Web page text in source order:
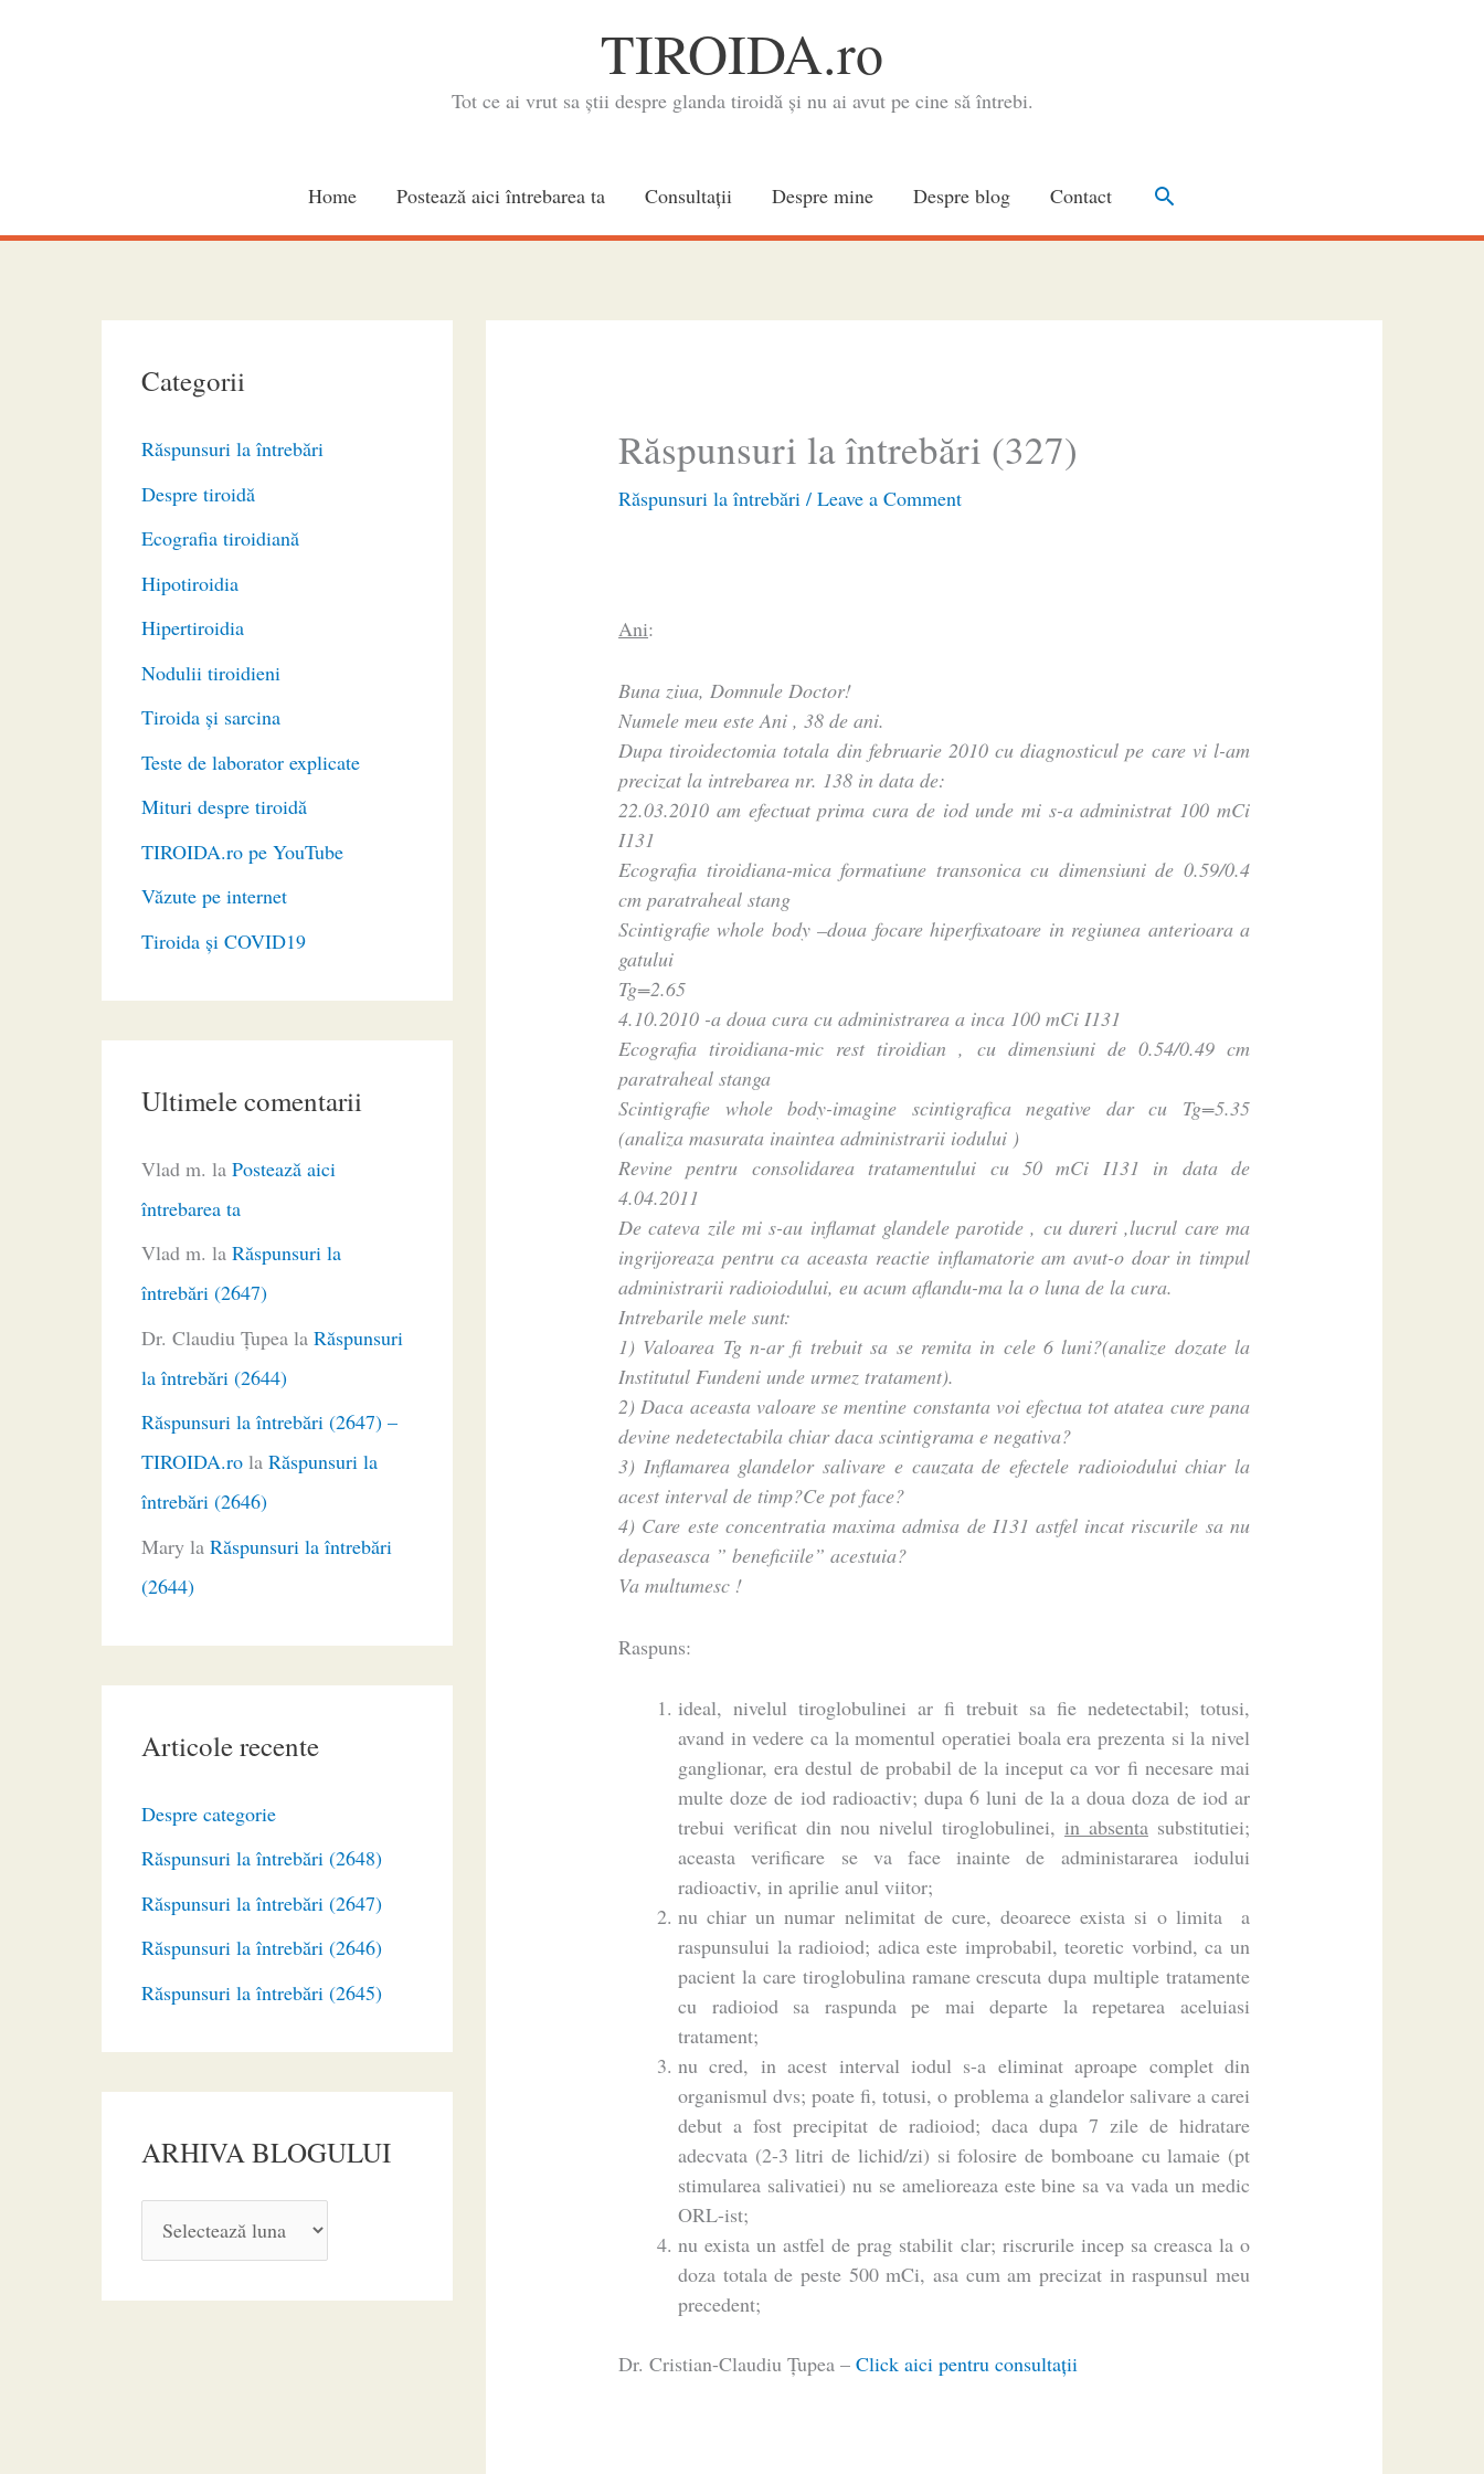
TIROIDA.ro
Tot ce ai vrut sa știi despre glanda tiroidă și nu ai avut pe cine să întrebi.
Home Postează aici întrebarea ta Consultaţii Despre mine Despre blog Contact Search
Categorii
Răspunsuri la întrebări
Despre tiroidă
Ecografia tiroidiană
Hipotiroidia
Hipertiroidia
Nodulii tiroidieni
Tiroida și sarcina
Teste de laborator explicate
Mituri despre tiroidă
TIROIDA.ro pe YouTube
Văzute pe internet
Tiroida și COVID19
Ultimele comentarii
Vlad m. la Postează aici
întrebarea ta
Vlad m. la Răspunsuri la
întrebări (2647)
Dr. Claudiu Ţupea la Răspunsuri
la întrebări (2644)
Răspunsuri la întrebări (2647) –
TIROIDA.ro la Răspunsuri la
întrebări (2646)
Mary la Răspunsuri la întrebări
(2644)
Articole recente
Despre categorie
Răspunsuri la întrebări (2648)
Răspunsuri la întrebări (2647)
Răspunsuri la întrebări (2646)
Răspunsuri la întrebări (2645)
ARHIVA BLOGULUI
R
H
Răspunsuri la întrebări (327)
Răspunsuri la întrebări /Leave a Comment
Ani:
Buna ziua, Domnule Doctor!
Numele meu este Ani , 38 de ani.
Dupa tiroidectomia totala din februarie 2010 cu diagnosticul pe care vi l-am
precizat la intrebarea nr. 138 in data de:
22.03.2010 am efectuat prima cura de iod unde mi s-a administrat 100 mCi
I131
Ecografia tiroidiana-mica formatiune transonica cu dimensiuni de 0.59/0.4
cm paratraheal stang
Scintigrafie whole body –doua focare hiperfixatoare in regiunea anterioara a
gatului
Tg=2.65
4.10.2010 -a doua cura cu administrarea a inca 100 mCi I131
Ecografia tiroidiana-mic rest tiroidian , cu dimensiuni de 0.54/0.49 cm
paratraheal stanga
Scintigrafie whole body-imagine scintigrafica negative dar cu Tg=5.35
(analiza masurata inaintea administrarii iodului )
Revine pentru consolidarea tratamentului cu 50 mCi I131 in data de
4.04.2011
De cateva zile mi s-au inflamat glandele parotide , cu dureri ,lucrul care ma
ingrijoreaza pentru ca aceasta reactie inflamatorie am avut-o doar in timpul
administrarii radioiodului, eu acum aflandu-ma la o luna de la cura.
Intrebarile mele sunt:
1) Valoarea Tg n-ar fi trebuit sa se remita in cele 6 luni?(analize dozate la
Institutul Fundeni unde urmez tratament).
2) Daca aceasta valoare se mentine constanta voi efectua tot atatea cure pana
devine nedetectabila chiar daca scintigrama e negativa?
3) Inflamarea glandelor salivare e cauzata de efectele radioiodului chiar la
acest interval de timp?Ce pot face?
4) Care este concentratia maxima admisa de I131 astfel incat riscurile sa nu
depaseasca ” beneficiile” acestuia?
Va multumesc !
Raspuns:
ideal, nivelul tiroglobulinei ar fi trebuit sa fie nedetectabil; totusi,
avand in vedere ca la momentul operatiei boala era prezenta si la nivel
ganglionar, era destul de probabil de la inceput ca vor fi necesare mai
multe doze de iod radioactiv; dupa 6 luni de la a doua doza de iod ar
trebui verificat din nou nivelul tiroglobulinei, in absentasubstitutiei;
aceasta verificare se va face inainte de administararea iodului
radioactiv, in aprilie anul viitor;
nu chiar un numar nelimitat de cure, deoarece exista si o limita a
raspunsului la radioiod; adica este improbabil, teoretic vorbind, ca un
pacient la care tiroglobulina ramane crescuta dupa multiple tratamente
cu radioiod sa raspunda pe mai departe la repetarea aceluiasi
tratament;
nu cred, in acest interval iodul s-a eliminat aproape complet din
organismul dvs; poate fi, totusi, o problema a glandelor salivare a carei
debut a fost precipitat de radioiod; daca dupa 7 zile de hidratare
adecvata (2-3 litri de lichid/zi) si folosire de bomboane cu lamaie (pt
stimularea salivatiei) nu se amelioreaza este bine sa va vada un medic
ORL-ist;
nu exista un astfel de prag stabilit clar; riscrurile incep sa creasca la o
doza totala de peste 500 mCi, asa cum am precizat in raspunsul meu
precedent;
Dr. Cristian-Claudiu Ţupea –Click aici pentru consultaţii